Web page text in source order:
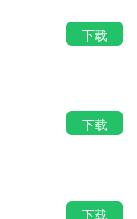
下载
下载
下载